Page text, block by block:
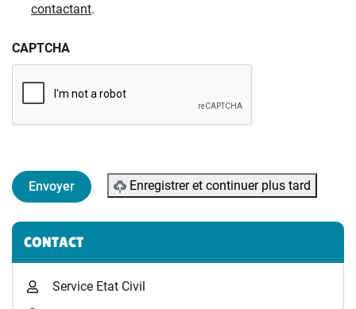
contactant.
CAPTCHA
Enregistrer et continuer plus tard
Informations complémentaires
CONTACT
Service Etat Civil